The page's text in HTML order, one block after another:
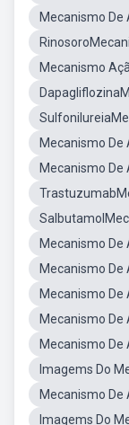
Mecanismo De
Mecanismo
Mecanismo De
Mecanismo
Mecanismo De
Mecanismo De
Mecanismo
Mecanismo
Mecanismo De
Imagems Do
Mecanismo De
Imagems Do